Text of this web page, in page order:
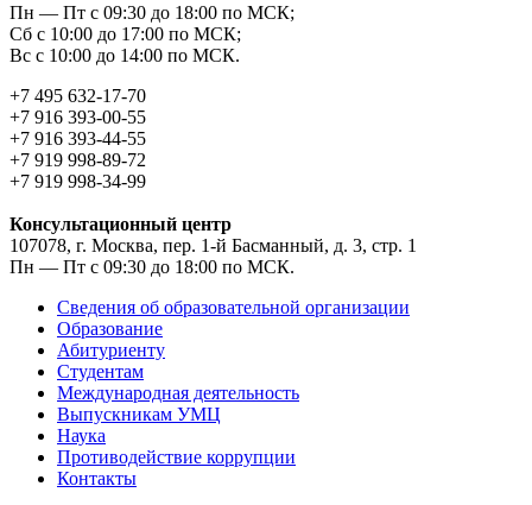
Пн — Пт с 09:30 до 18:00 по МСК;
Сб с 10:00 до 17:00 по МСК;
Вс с 10:00 до 14:00 по МСК.
+7 495 632-17-70
+7 916 393-00-55
+7 916 393-44-55
+7 919 998-89-72
+7 919 998-34-99
Консультационный центр
107078, г. Москва, пер. 1-й Басманный, д. 3, стр. 1
Пн — Пт с 09:30 до 18:00 по МСК.
Сведения об образовательной организации
Образование
Абитуриенту
Студентам
Международная деятельность
Выпускникам УМЦ
Наука
Противодействие коррупции
Контакты